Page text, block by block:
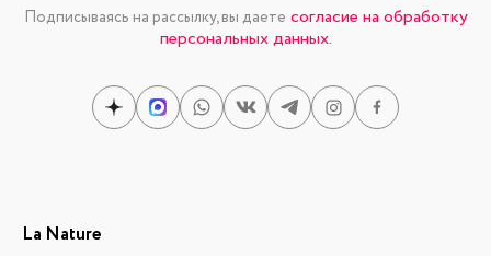
Подписываясь на рассылку, вы даете согласие на обработку
персональных данных.
La Nature